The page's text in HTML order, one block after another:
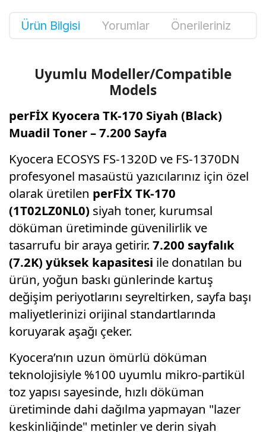
Ürün Bilgisi Yorumlar Önerileriniz
Uyumlu Modeller/Compatible
Models
perFİX Kyocera TK-170 Siyah (Black)
Muadil Toner – 7.200 Sayfa
Kyocera ECOSYS FS-1320D ve FS-1370DN
profesyonel masaüstü yazıcılarınız için özel
olarak üretilen perFİX TK-170
(1T02LZ0NL0) siyah toner, kurumsal
döküman üretiminde güvenilirlik ve
tasarrufu bir araya getirir. 7.200 sayfalık
(7.2K) yüksek kapasitesi ile donatılan bu
ürün, yoğun baskı günlerinde kartuş
değişim periyotlarını seyreltirken, sayfa başı
maliyetlerinizi orijinal standartlarında
koruyarak aşağı çeker.
Kyocera’nın uzun ömürlü döküman
teknolojisiyle %100 uyumlu mikro-partikül
toz yapısı sayesinde, hızlı döküman
üretiminde dahi dağılma yapmayan "lazer
keskinliğinde" metinler ve derin siyah